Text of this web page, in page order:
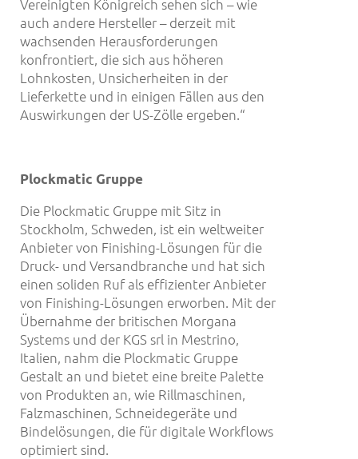
Vereinigten Königreich sehen sich – wie
auch andere Hersteller – derzeit mit
wachsenden Herausforderungen
konfrontiert, die sich aus höheren
Lohnkosten, Unsicherheiten in der
Lieferkette und in einigen Fällen aus den
Auswirkungen der US-Zölle ergeben.“
Plockmatic Gruppe
Die Plockmatic Gruppe mit Sitz in
Stockholm, Schweden, ist ein weltweiter
Anbieter von Finishing-Lösungen für die
Druck- und Versandbranche und hat sich
einen soliden Ruf als effizienter Anbieter
von Finishing-Lösungen erworben. Mit der
Übernahme der britischen Morgana
Systems und der KGS srl in Mestrino,
Italien, nahm die Plockmatic Gruppe
Gestalt an und bietet eine breite Palette
von Produkten an, wie Rillmaschinen,
Falzmaschinen, Schneidegeräte und
Bindelösungen, die für digitale Workflows
optimiert sind.